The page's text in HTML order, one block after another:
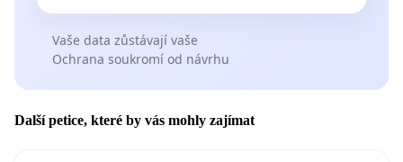
Vaše data zůstávají vaše
Ochrana soukromí od návrhu
Další petice, které by vás mohly zajímat